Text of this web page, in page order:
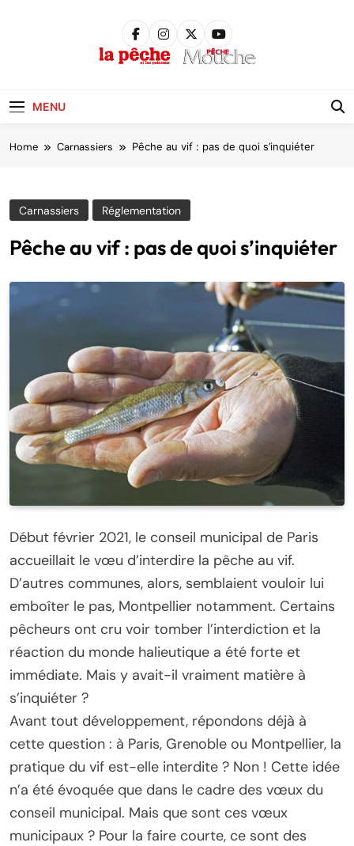
MENU
Home Carnassiers Pêche au vif : pas de quoi s’inquiéter
Carnassiers Réglementation
Pêche au vif : pas de quoi s’inquiéter
Début février 2021, le conseil municipal de Paris
accueillait le vœu d’interdire la pêche au vif.
D’autres communes, alors, semblaient vouloir lui
emboîter le pas, Montpellier notamment. Certains
pêcheurs ont cru voir tomber l’interdiction et la
réaction du monde halieutique a été forte et
immédiate. Mais y avait-il vraiment matière à
s’inquiéter ?
Avant tout développement, répondons déjà à
cette question : à Paris, Grenoble ou Montpellier, la
pratique du vif est-elle interdite ? Non ! Cette idée
n’a été évoquée que dans le cadre des vœux du
conseil municipal. Mais que sont ces vœux
municipaux ? Pour la faire courte, ce sont des